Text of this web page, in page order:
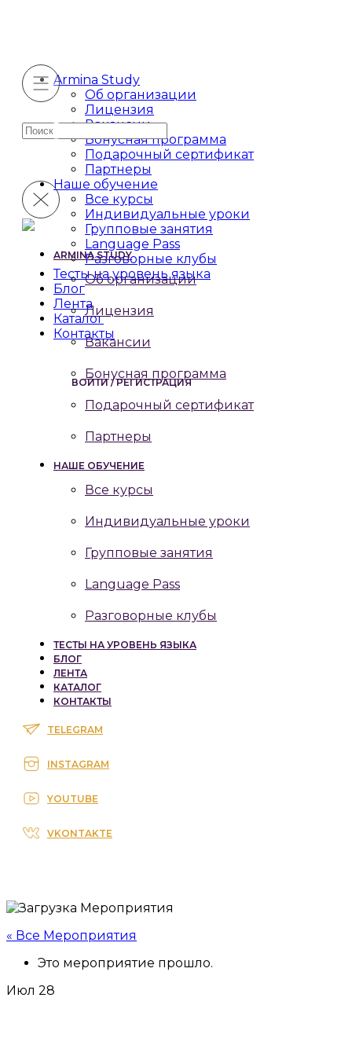
Armina Study
Об организации
Лицензия
Вакансии
Бонусная программа
Подарочный сертификат
Партнеры
Наше обучение
Все курсы
Индивидуальные уроки
Групповые занятия
Language Pass
Разговорные клубы
Тесты на уровень языка
Блог
Лента
Каталог
Контакты
ВОЙТИ / РЕГИСТРАЦИЯ
Искать:
ARMINA STUDY
Об организации
Лицензия
Вакансии
Бонусная программа
Подарочный сертификат
Партнеры
НАШЕ ОБУЧЕНИЕ
Все курсы
Индивидуальные уроки
Групповые занятия
Language Pass
Разговорные клубы
ТЕСТЫ НА УРОВЕНЬ ЯЗЫКА
БЛОГ
ЛЕНТА
КАТАЛОГ
КОНТАКТЫ
TELEGRAM
INSTAGRAM
YOUTUBE
VKONTAKTE
« Все Мероприятия
Это мероприятие прошло.
Июл 28